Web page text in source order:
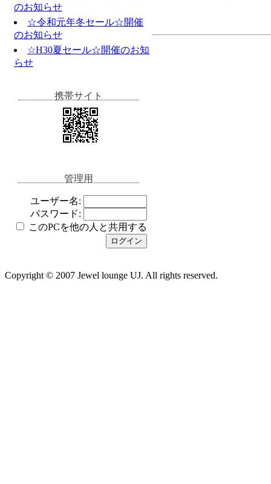
のお知らせ
☆令和元年冬セール☆開催
のお知らせ
☆H30夏セール☆開催のお知
らせ
携帯サイト
管理用
ユーザー名:
パスワード:
このPCを他の人と共用する
Copyright © 2007 Jewel lounge UJ. All rights reserved.